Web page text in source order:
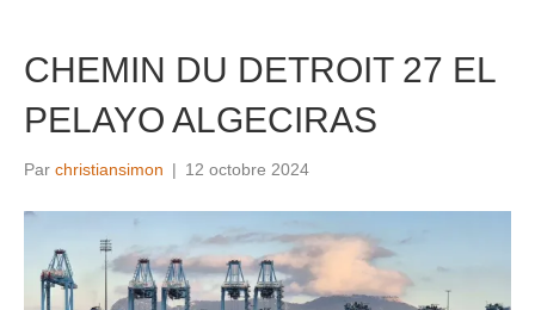
CHEMIN DU DETROIT 27 EL
PELAYO ALGECIRAS
Par christiansimon | 12 octobre 2024